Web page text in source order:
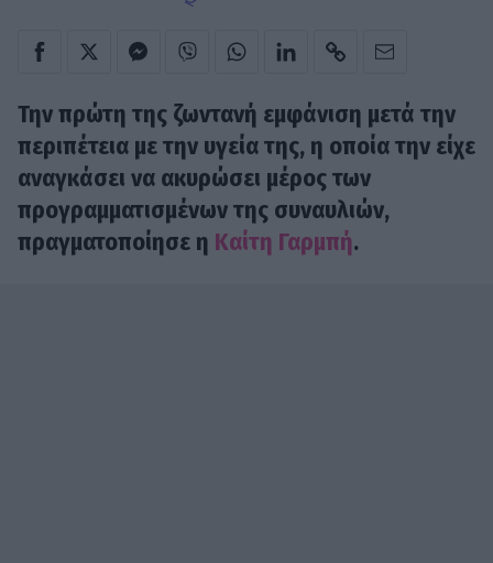
Την πρώτη της ζωντανή εμφάνιση μετά την
περιπέτεια με την υγεία της, η οποία την είχε
αναγκάσει να ακυρώσει μέρος των
προγραμματισμένων της συναυλιών,
πραγματοποίησε η Καίτη Γαρμπή.